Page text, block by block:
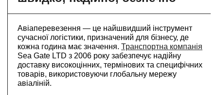
Авіаперевезення — це найшвидший інструмент
сучасної логістики, призначений для бізнесу, де
кожна година має значення. Транспортна компанія
Sea Gate LTD з 2006 року забезпечує надійну
доставку високоцінних, термінових та специфічних
товарів, використовуючи глобальну мережу
авіаліній.